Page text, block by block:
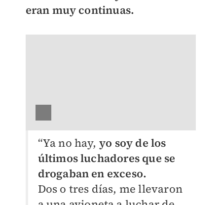
eran muy continuas.
“Ya no hay, yo soy de los
últimos luchadores que se
drogaban en exceso.
Dos o tres días, me llevaron